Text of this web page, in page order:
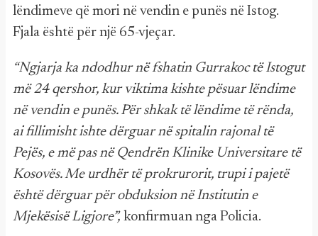
lëndimeve që mori në vendin e punës në Istog.
Fjala është për një 65-vjeçar.
“Ngjarja ka ndodhur në fshatin Gurrakoc të Istogut
më 24 qershor, kur viktima kishte pësuar lëndime
në vendin e punës. Për shkak të lëndime të rënda,
ai fillimisht ishte dërguar në spitalin rajonal të
Pejës, e më pas në Qendrën Klinike Universitare të
Kosovës. Me urdhër të prokrurorit, trupi i pajetë
është dërguar për obduksion në Institutin e
Mjekësisë Ligjore”, konfirmuan nga Policia.